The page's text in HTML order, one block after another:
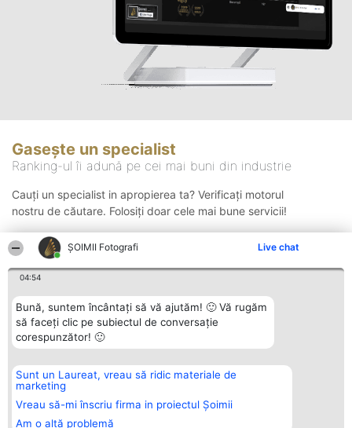
ȘOIMII Fotografi Live chat
04:54
Bună, suntem încântați să vă ajutăm! 🙂 Vă rugăm
să faceți clic pe subiectul de conversație
corespunzător! 🙂
Sunt un Laureat, vreau să ridic materiale de
marketing
Vreau să-mi înscriu firma in proiectul Șoimii
Am o altă problemă
Gasește un specialist
Ranking-ul îi adună pe cei mai buni din industrie
Cauți un specialist in apropierea ta? Verificați motorul
nostru de căutare. Folosiți doar cele mai bune servicii!
Organizator Ranking
BRIGHT SOLUTIONS BR SRL
Aleea Timisul De Sus 2 Bl. A30
Sc. A Et. 4 Ap. 13 Cod 061952
București
Plebiscyt
Lista Tuturor
Laureaților
Contact